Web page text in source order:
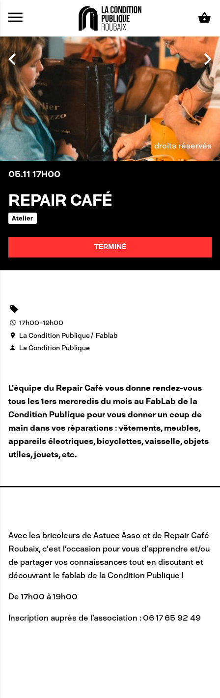
Aller au contenu principal
droits réservés
05.11 17H00
REPAIR CAFÉ
Atelier
TERMINÉ
17h00-19h00
La Condition Publique
Fablab
La Condition Publique
L’équipe du Repair Café vous donne rendez-vous
tous les 1ers mercredis du mois au FabLab de la
Condition Publique pour vous donner un coup de
main dans vos réparations : vêtements, meubles,
appareils électriques, bicyclettes, vaisselle, objets
utiles, jouets, etc.
Avec les bricoleurs de Astuce Asso et de Repair Café
Roubaix, c’est l’occasion pour vous d’apprendre et/ou
de partager vos connaissances tout en discutant et
découvrant le fablab de la Condition Publique !
De 17h00 à 19h00
Inscription auprès de l'association : 06 17 65 92 49